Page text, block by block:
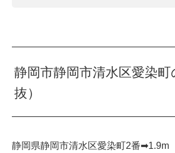
静岡市静岡市清水区愛染
抜）
静岡県静岡市清水区愛染町2番➡︎1.9m